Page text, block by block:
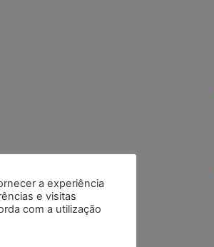
a experiência
e visitas
com a utilização